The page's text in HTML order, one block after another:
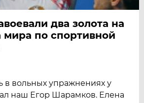
два золота на
мира по спортивной
в вольных упражнениях у
наш Егор Шарамков. Елена